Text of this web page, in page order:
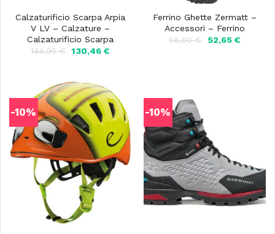
Calzaturificio Scarpa Arpia
V LV – Calzature –
Calzaturificio Scarpa
144,95€ Il
144,95 €.
130,46€Il
Ferrino Ghette Zermatt –
Accessori – Ferrino
58,50€
Il
52,65 €Il
-10% -10%